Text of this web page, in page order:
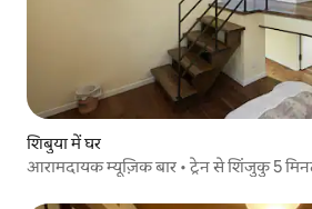
शिबुया में घर
आरामदायक म्यूज़िक बार • ट्रेन से शिंजुकु 5